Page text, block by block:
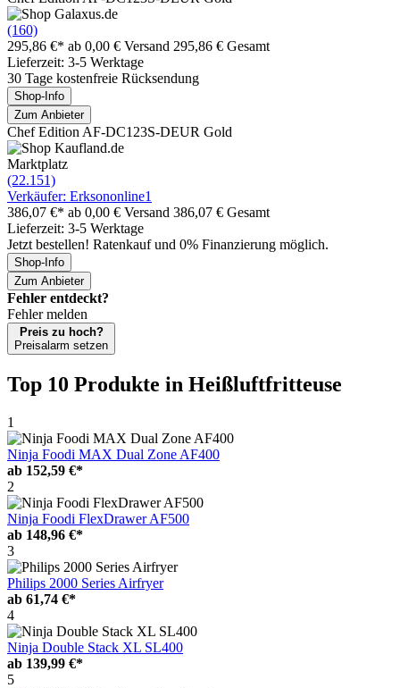
(160)
295,86 €* ab 0,00 € Versand 295,86 € Gesamt
Lieferzeit: 3-5 Werktage
30 Tage kostenfreie Rücksendung
Shop-Info
Zum Anbieter
Chef Edition AF-DC123S-DEUR Gold
Marktplatz
(22.151)
Verkäufer: Erksononline1
386,07 €* ab 0,00 € Versand 386,07 € Gesamt
Lieferzeit: 3-5 Werktage
Jetzt bestellen! Ratenkauf und 0% Finanzierung möglich.
Shop-Info
Zum Anbieter
Fehler entdeckt?
Fehler melden
Preis zu hoch?
Preisalarm setzen
Top 10 Produkte in Heißluftfritteuse
1
Ninja Foodi MAX Dual Zone AF400
ab 152,59 €*
2
Ninja Foodi FlexDrawer AF500
ab 148,96 €*
3
Philips 2000 Series Airfryer
ab 61,74 €*
4
Ninja Double Stack XL SL400
ab 139,99 €*
5